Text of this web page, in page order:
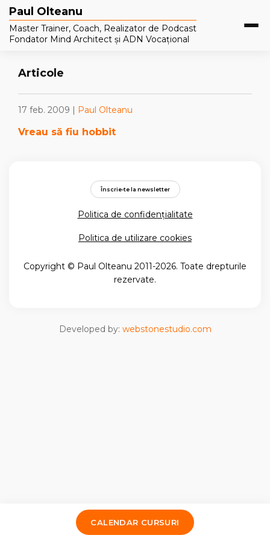
Paul Olteanu
Master Trainer, Coach, Realizator de Podcast
Fondator Mind Architect și ADN Vocațional
Articole
17 feb. 2009 | Paul Olteanu
Vreau să fiu hobbit
Înscrie-te la newsletter
Politica de confidențialitate
Politica de utilizare cookies
Copyright © Paul Olteanu 2011-2026. Toate drepturile
rezervate.
Developed by: webstonestudio.com
CALENDAR CURSURI